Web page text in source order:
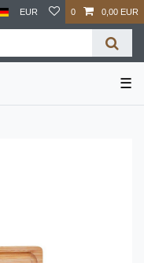
EUR 0 0,00 EUR
☰